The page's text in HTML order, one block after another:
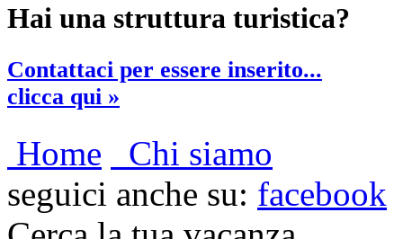
Hai una struttura turistica?
Contattaci per essere inserito...
clicca qui »
Home
Chi siamo
seguici anche su: facebook